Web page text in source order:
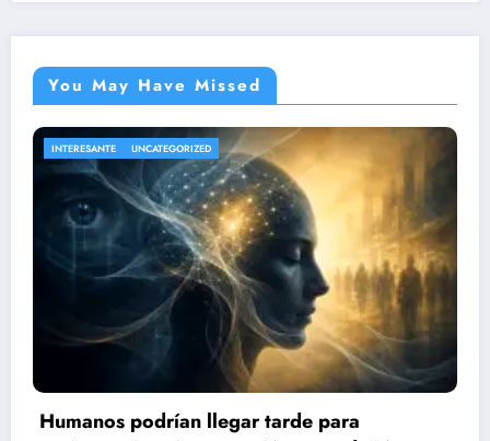
You May Have Missed
NACIONAL UNCATEGORIZED
Sube a 21 el número de lesionados
explosión de pipa de gas en